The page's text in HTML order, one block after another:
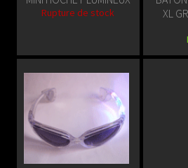
Rupture de stock
XL